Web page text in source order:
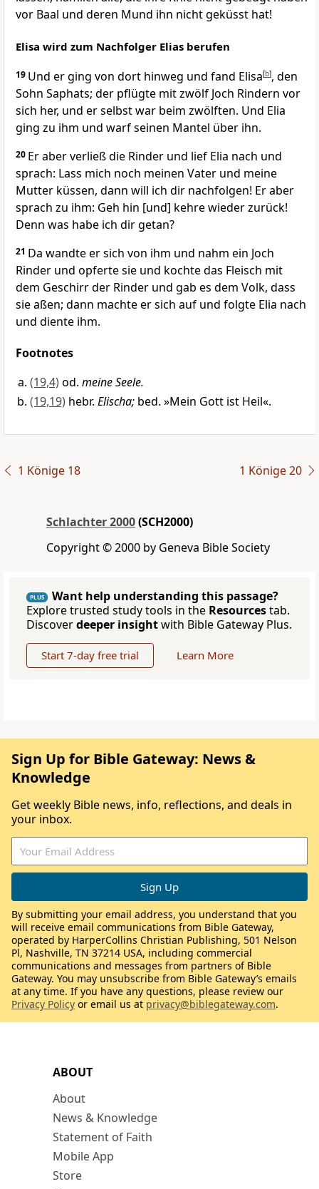
vor Baal und deren Mund ihn nicht geküsst hat!
Elisa wird zum Nachfolger Elias berufen
19 Und er ging von dort hinweg und fand Elisa[b], den
Sohn Saphats; der pflügte mit zwölf Joch Rindern vor
sich her, und er selbst war beim zwölften. Und Elia
ging zu ihm und warf seinen Mantel über ihn.
20 Er aber verließ die Rinder und lief Elia nach und
sprach: Lass mich noch meinen Vater und meine
Mutter küssen, dann will ich dir nachfolgen! Er aber
sprach zu ihm: Geh hin [und] kehre wieder zurück!
Denn was habe ich dir getan?
21 Da wandte er sich von ihm und nahm ein Joch
Rinder und opferte sie und kochte das Fleisch mit
dem Geschirr der Rinder und gab es dem Volk, dass
sie aßen; dann machte er sich auf und folgte Elia nach
und diente ihm.
Footnotes
(19,4)od. meine Seele.
(19,19) hebr. Elischa; bed. »Mein Gott ist Heil«.
1 Könige 18 1 Könige 20
Schlachter 2000(SCH2000)
Copyright © 2000 by Geneva Bible Society
PLUS
Want help understanding this passage?
Explore trusted study tools in the Resourcestab.
Discoverdeeper insightwith Bible Gateway Plus.
Start 7-day free trial Learn More
ABOUT
About
News & Knowledge
Statement of Faith
Mobile App
Store
Sign Up for Bible Gateway: News &
Knowledge
Get weekly Bible news, info, reflections, and deals in
your inbox.
By submitting your email address, you understand that you
will receive email communications from Bible Gateway,
operated by HarperCollins Christian Publishing, 501 Nelson
Pl, Nashville, TN 37214 USA, including commercial
communications and messages from partners of Bible
Gateway. You may unsubscribe from Bible Gateway’s emails
at any time. If you have any questions, please review our
Privacy Policy or email us at privacy@biblegateway.com.